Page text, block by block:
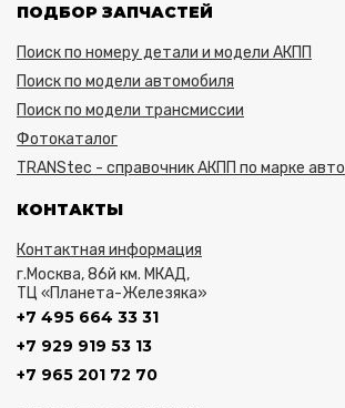
ПОДБОР ЗАПЧАСТЕЙ
Поиск по номеру детали и модели АКПП
Поиск по модели автомобиля
Поиск по модели трансмиссии
Фотокаталог
TRANStec - справочник АКПП по марке авто
КОНТАКТЫ
Контактная информация
г.Москва, 86й км. МКАД,
ТЦ «Планета-Железяка»
+7 495 664 33 31
+7 929 919 53 13
+7 965 201 72 70